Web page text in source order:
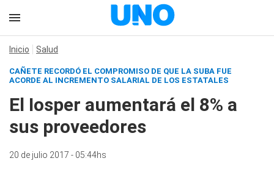
Inicio Salud
CAÑETE RECORDÓ EL COMPROMISO DE QUE LA SUBA FUE
ACORDE AL INCREMENTO SALARIAL DE LOS ESTATALES
El Iosper aumentará el 8% a
sus proveedores
20 de julio 2017 - 05:44hs